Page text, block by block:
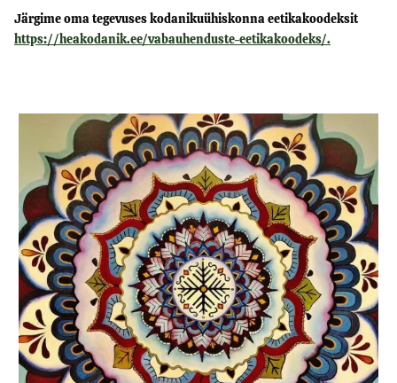
Järgime oma tegevuses kodanikuühiskonna eetikakoodeksit
https://heakodanik.ee/vabauhenduste-eetikakoodeks/.